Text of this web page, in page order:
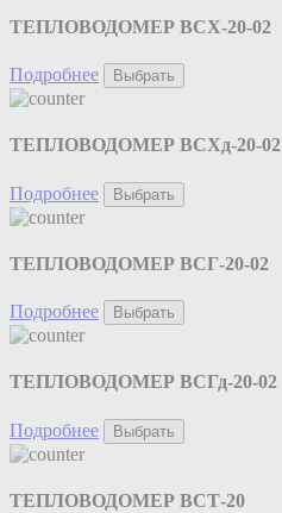
ТЕПЛОВОДОМЕР ВСХ-20-02
Подробнее Выбрать
ТЕПЛОВОДОМЕР ВСХд-20-02
Подробнее Выбрать
ТЕПЛОВОДОМЕР ВСГ-20-02
Подробнее Выбрать
ТЕПЛОВОДОМЕР ВСГд-20-02
Подробнее Выбрать
ТЕПЛОВОДОМЕР ВСТ-20